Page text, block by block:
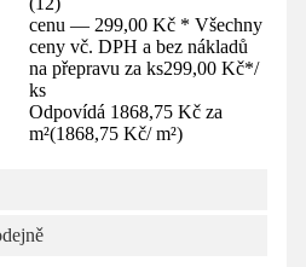
cenu — 299,00 Kč * Všechny
ceny vč. DPH a bez nákladů
na přepravu za ks299,00 Kč*/
ks
Odpovídá 1868,75 Kč za
m²(1868,75 Kč/ m²)